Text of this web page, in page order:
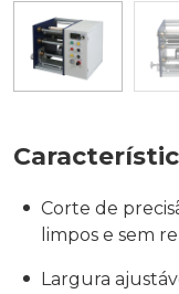
Corte de
limpos e sem
Largura